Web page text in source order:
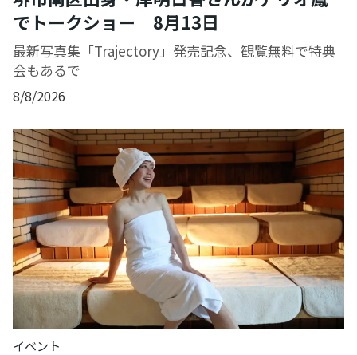
でトークショー 8月13日
最新写真集「Trajectory」発売記念、観覧無料で特典
会もあるで
8/8/2026
イベント